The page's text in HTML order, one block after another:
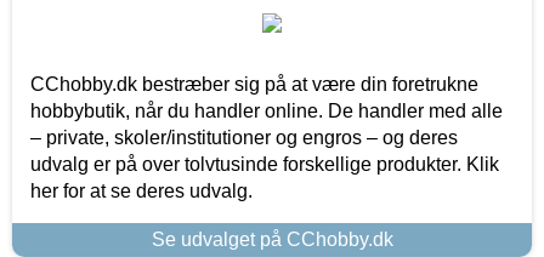
CChobby.dk bestræber sig på at være din foretrukne
hobbybutik, når du handler online. De handler med alle
– private, skoler/institutioner og engros – og deres
udvalg er på over tolvtusinde forskellige produkter. Klik
her for at se deres udvalg.
Se udvalget på CChobby.dk